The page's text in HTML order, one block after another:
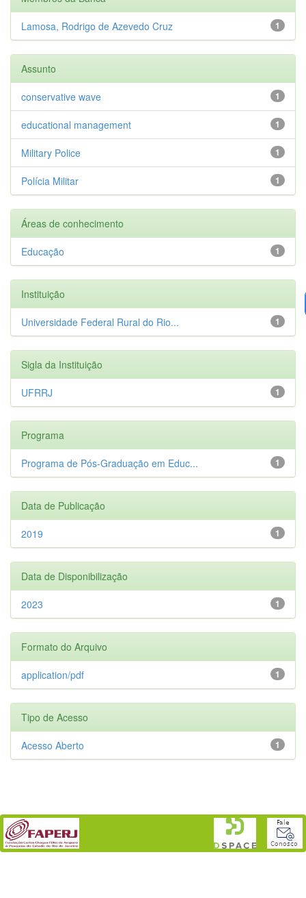
1
Lamosa, Rodrigo de Azevedo Cruz
Assunto
1
conservative wave
1
educational management
1
Military Police
1
Polícia Militar
Áreas de conhecimento
1
Educação
Instituição
1
Universidade Federal Rural do Rio...
Sigla da Instituição
1
UFRRJ
Programa
1
Programa de Pós-Graduação em Educ...
Data de Publicação
1
2019
Data de Disponibilização
1
2023
Formato do Arquivo
1
application/pdf
Tipo de Acesso
1
Acesso Aberto